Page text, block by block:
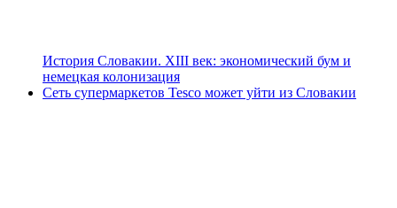
История Словакии. XIII век: экономический бум и
немецкая колонизация
Сеть супермаркетов Tesco может уйти из Словакии